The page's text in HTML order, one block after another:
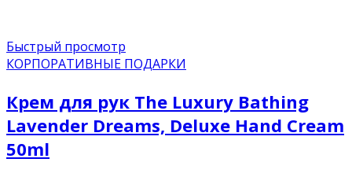
Быстрый просмотр
КОРПОРАТИВНЫЕ ПОДАРКИ
Крем для рук The Luxury Bathing
Lavender Dreams, Deluxe Hand Cream
50ml